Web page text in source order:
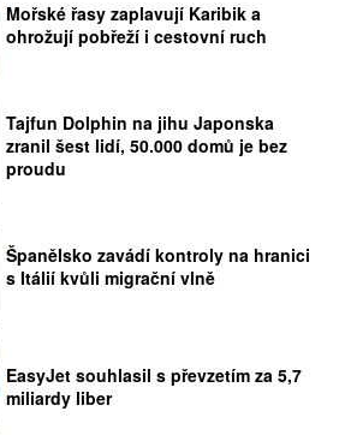
Mořské řasy zaplavují Karibik a
ohrožují pobřeží i cestovní ruch
Tajfun Dolphin na jihu Japonska
zranil šest lidí, 50.000 domů je bez
proudu
Španělsko zavádí kontroly na hranici
s Itálií kvůli migrační vlně
EasyJet souhlasil s převzetím za 5,7
miliardy liber